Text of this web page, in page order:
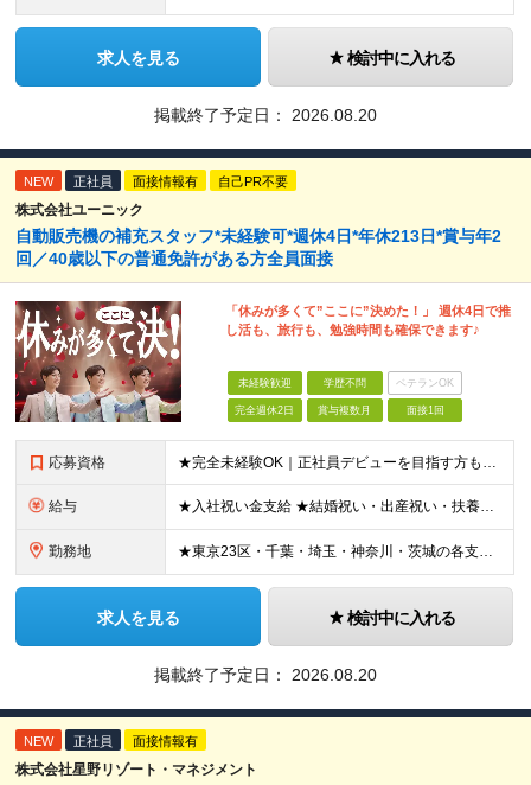
求人を見る 検討中に入れる
掲載終了予定日： 2026.08.20
NEW 正社員 面接情報有 自己PR不要
株式会社ユーニック
自動販売機の補充スタッフ*未経験可*週休4日*年休213日*賞与年2
回／40歳以下の普通免許がある方全員面接
「休みが多くて”ここに”決めた！」 週休4日で推
し活も、旅行も、勉強時間も確保できます♪
未経験歓迎 学歴不問 ベテランOK
完全週休2日 賞与複数月 面接1回
応募資格 ★完全未経験OK｜正社員デビューを目指す方も大歓迎！子育て世代も活躍中！ ★応募資格を満たす方は全員面接いたします！（面接1回） ■学歴不問 ■普通免許をお持ちの方（AT限定可） ■40歳以下の方（
給与 ★入社祝い金支給 ★結婚祝い・出産祝い・扶養手当・家族手当・退職金制度など福利厚生も充実しています！ 月給19.2万円～21.4万円＋賞与年2回 ※研修期間2ヶ月：月給額から-1.2万円の支給にな
勤務地 ★東京23区・千葉・埼玉・神奈川・茨城の各支店 ★転居を伴う転勤なし ★希望や通勤時間を考慮して決定します ★U・Iターン歓迎！ ▼東京都 ・板橋支店 東京都板橋区東坂下 ・新砂支店 東京都江東区
求人を見る 検討中に入れる
掲載終了予定日： 2026.08.20
NEW 正社員 面接情報有
株式会社星野リゾート・マネジメント